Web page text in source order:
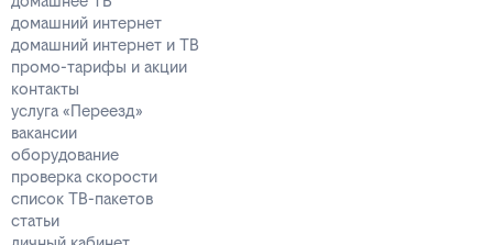
домашний интернет
домашний интернет и ТВ
промо-тарифы и акции
контакты
услуга «Переезд»
вакансии
оборудование
проверка скорости
список ТВ-пакетов
статьи